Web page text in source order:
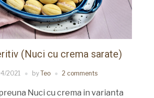
(Nuci cu crema sarate)
2021 by Teo 2 comments
Nuci cu crema in varianta